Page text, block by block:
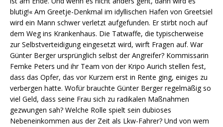
blutig!« Am Greetje-Denkmal im idyllischen Hafen von Greetsiel
wird ein Mann schwer verletzt aufgefunden. Er stirbt noch auf
dem Weg ins Krankenhaus. Die Tatwaffe, die typischerweise
zur Selbstverteidigung eingesetzt wird, wirft Fragen auf. War
Günter Berger ursprünglich selbst der Angreifer? Kommissarin
Femke Peters und ihr Team von der Kripo Aurich stellen fest,
dass das Opfer, das vor Kurzem erst in Rente ging, einiges zu
verbergen hatte. Wofür brauchte Günter Berger regelmäßig so
viel Geld, dass seine Frau sich zu radikalen Maßnahmen
gezwungen sah? Welche Rolle spielt sein dubioses
Nebeneinkommen aus der Zeit als Lkw-Fahrer? Und von wem